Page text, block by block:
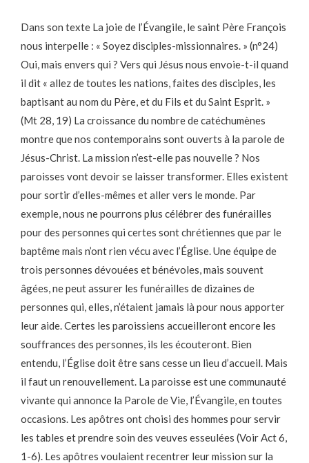
Dans son texte La joie de l’Évangile, le saint Père François
nous interpelle : « Soyez disciples-missionnaires. » (n°24)
Oui, mais envers qui ? Vers qui Jésus nous envoie-t-il quand
il dit « allez de toutes les nations, faites des disciples, les
baptisant au nom du Père, et du Fils et du Saint Esprit. »
(Mt 28, 19) La croissance du nombre de catéchumènes
montre que nos contemporains sont ouverts à la parole de
Jésus-Christ. La mission n’est-elle pas nouvelle ? Nos
paroisses vont devoir se laisser transformer. Elles existent
pour sortir d’elles-mêmes et aller vers le monde. Par
exemple, nous ne pourrons plus célébrer des funérailles
pour des personnes qui certes sont chrétiennes que par le
baptême mais n’ont rien vécu avec l’Église. Une équipe de
trois personnes dévouées et bénévoles, mais souvent
âgées, ne peut assurer les funérailles de dizaines de
personnes qui, elles, n’étaient jamais là pour nous apporter
leur aide. Certes les paroissiens accueilleront encore les
souffrances des personnes, ils les écouteront. Bien
entendu, l’Église doit être sans cesse un lieu d’accueil. Mais
il faut un renouvellement. La paroisse est une communauté
vivante qui annonce la Parole de Vie, l’Évangile, en toutes
occasions. Les apôtres ont choisi des hommes pour servir
les tables et prendre soin des veuves esseulées (Voir Act 6,
1-6). Les apôtres voulaient recentrer leur mission sur la